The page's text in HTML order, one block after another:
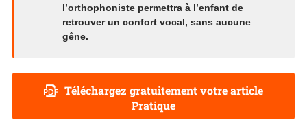
l’orthophoniste permettra à l’enfant de
retrouver un confort vocal, sans aucune
gêne.
Téléchargez gratuitement votre article
Pratique